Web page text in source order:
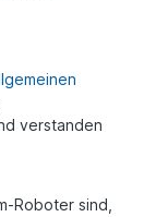
verstanden
Roboter sind,